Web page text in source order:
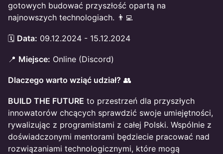
gotowych budować przyszłość opartą na
najnowszych technologiach. 👨‍💻
🗓 Data: 09.12.2024 - 15.12.2024
📍 Miejsce: Online (Discord)
Dlaczego warto wziąć udział? 👥
BUILD THE FUTURE to przestrzeń dla przyszłych
innowatorów chcących sprawdzić swoje umiejętności,
rywalizując z programistami z całej Polski. Wspólnie z
doświadczonymi mentorami będziecie pracować nad
rozwiązaniami technologicznymi, które mogą